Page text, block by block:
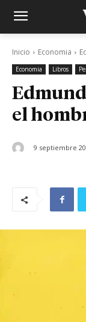
Inicio Economia
Economia Libros
el
9 septiembre